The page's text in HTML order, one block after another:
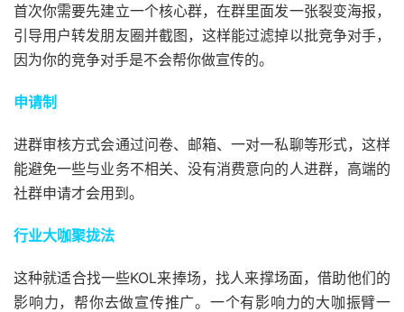
首次你需要先建立一个核心群，在群里面发一张裂变海报，
引导用户转发朋友圈并截图，这样能过滤掉以批竞争对手，
因为你的竞争对手是不会帮你做宣传的。
申请制
进群审核方式会通过问卷、邮箱、一对一私聊等形式，这样
能避免一些与业务不相关、没有消费意向的人进群，高端的
社群申请才会用到。
行业大咖聚拢法
这种就适合‍‍找一些KOL来捧场，找人来撑场面，借助他们的
影响力，帮你去做宣传推广。一个有影响力的大咖振臂一